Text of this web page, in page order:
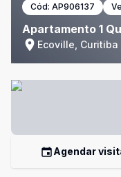
Cód: AP906137
Apartamento 1
Ecoville, Curitiba
Agendar